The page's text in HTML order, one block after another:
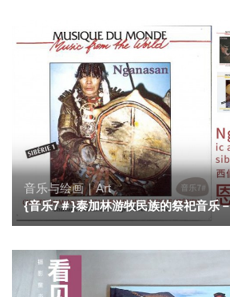
音乐与绘画｜Art
{音乐7＃}泰加林游牧民族的祭祀音乐